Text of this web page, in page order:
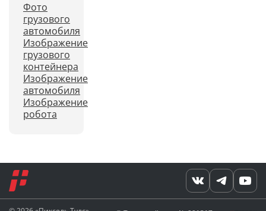
Фото
грузового
автомобиля
Изображение
грузового
контейнера
Изображение
автомобиля
Изображение
робота